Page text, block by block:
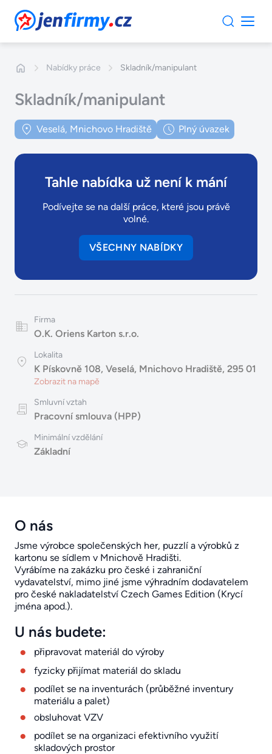
JenFirmy.cz
Nabídky práce Skladník/manipulant
Skladník/manipulant
Veselá, Mnichovo Hradiště Plný úvazek
Tahle nabídka už není k mání
Podívejte se na další práce, které jsou právě
volné.
VŠECHNY NABÍDKY
Firma
O.K. Oriens Karton s.r.o.
Lokalita
K Pískovně 108, Veselá, Mnichovo Hradiště, 295 01
Zobrazit na mapě
Smluvní vztah
Pracovní smlouva (HPP)
Minimální vzdělání
Základní
O nás
Jsme výrobce společenských her, puzzlí a výrobků z
kartonu se sídlem v Mnichově Hradišti.
Vyrábíme na zakázku pro české i zahraniční
vydavatelství, mimo jiné jsme výhradním dodavatelem
pro české nakladatelství Czech Games Edition (Krycí
jména apod.).
U nás budete:
připravovat materiál do výroby
fyzicky přijímat materiál do skladu
podílet se na inventurách (průběžné inventury
materiálu a palet)
obsluhovat VZV
podílet se na organizaci efektivního využití
skladových prostor